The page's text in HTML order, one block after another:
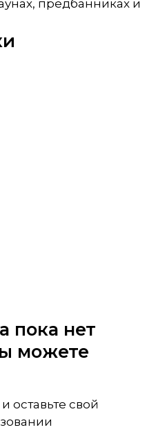
предбанниках и
пока нет
можете
оставьте свой